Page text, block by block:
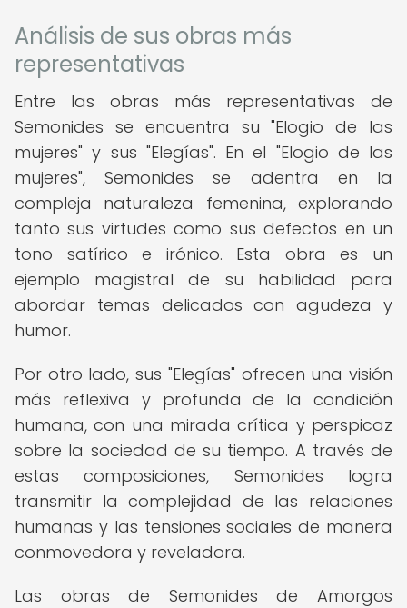
Análisis de sus obras más
representativas
Entre las obras más representativas de
Semonides se encuentra su "Elogio de las
mujeres" y sus "Elegías". En el "Elogio de las
mujeres", Semonides se adentra en la
compleja naturaleza femenina, explorando
tanto sus virtudes como sus defectos en un
tono satírico e irónico. Esta obra es un
ejemplo magistral de su habilidad para
abordar temas delicados con agudeza y
humor.
Por otro lado, sus "Elegías" ofrecen una visión
más reflexiva y profunda de la condición
humana, con una mirada crítica y perspicaz
sobre la sociedad de su tiempo. A través de
estas composiciones, Semonides logra
transmitir la complejidad de las relaciones
humanas y las tensiones sociales de manera
conmovedora y reveladora.
Las obras de Semonides de Amorgos